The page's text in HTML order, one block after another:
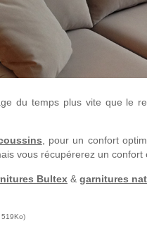
du temps plus vite que le
, pour un confort
vous récupérerez un confort
Bultex & garnitures
519Ko)